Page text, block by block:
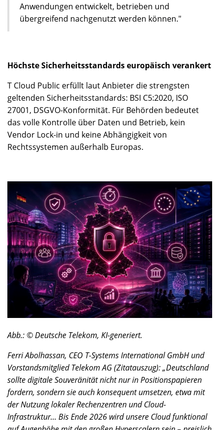
Anwendungen entwickelt, betrieben und
übergreifend nachgenutzt werden können."
Höchste Sicherheitsstandards europäisch verankert
T Cloud Public erfüllt laut Anbieter die strengsten
geltenden Sicherheitsstandards: BSI C5:2020, ISO
27001, DSGVO-Konformität. Für Behörden bedeutet
das volle Kontrolle über Daten und Betrieb, kein
Vendor Lock-in und keine Abhängigkeit von
Rechtssystemen außerhalb Europas.
Abb.: © Deutsche Telekom, KI-generiert.
Ferri Abolhassan, CEO T-Systems International GmbH und
Vorstandsmitglied Telekom AG (Zitatauszug): „Deutschland
sollte digitale Souveränität nicht nur in Positionspapieren
fordern, sondern sie auch konsequent umsetzen, etwa mit
der Nutzung lokaler Rechenzentren und Cloud-
Infrastruktur… Bis Ende 2026 wird unsere Cloud funktional